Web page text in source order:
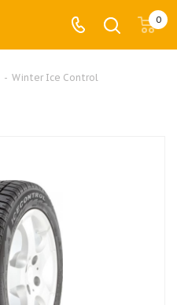
0
- Winter Ice Control